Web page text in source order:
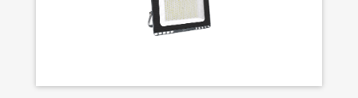
Подробнее